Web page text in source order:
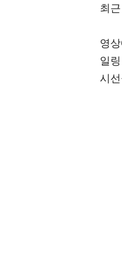
최
영
일
시